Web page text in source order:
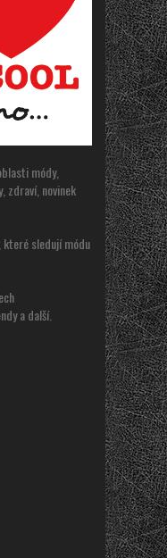
módy,
zdraví, novinek
které sledují módu
a další.